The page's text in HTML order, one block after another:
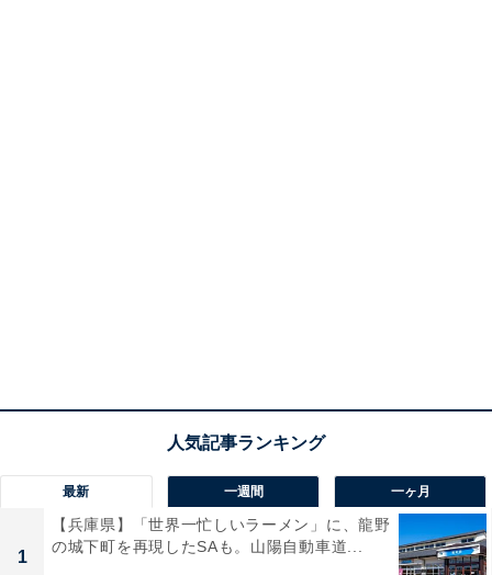
最新 一週間 一ヶ月
1
【兵庫県】「世界一忙しいラーメン」に、龍野
の城下町を再現したSAも。山陽自動車道...